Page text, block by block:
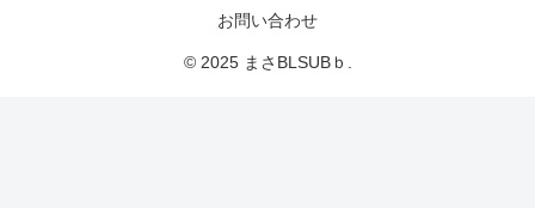
お問い合わせ
© 2025 まさBLSUBｂ.